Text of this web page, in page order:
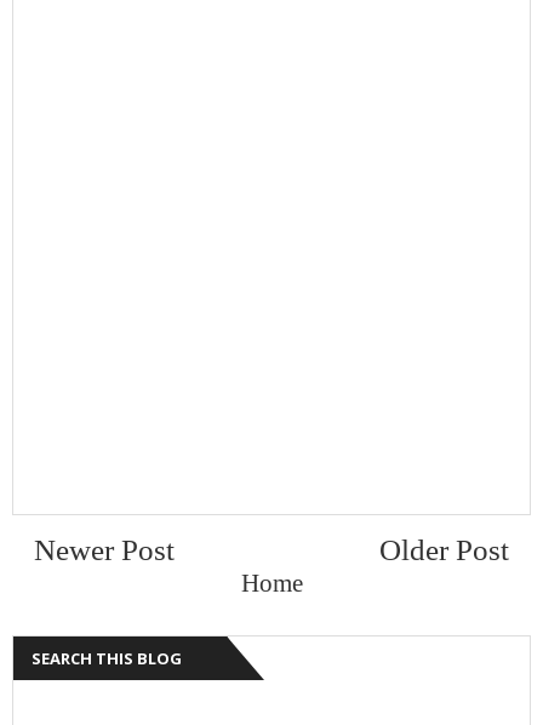
Newer Post Older Post
Home
SEARCH THIS BLOG